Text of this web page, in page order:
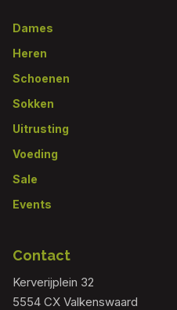
Footer
Dames
Heren
Schoenen
Sokken
Uitrusting
Voeding
Sale
Events
Contact
Kerverijplein 32
5554 CX Valkenswaard